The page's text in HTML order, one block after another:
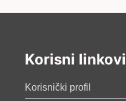
Korisni linkovi
Korisnički profil